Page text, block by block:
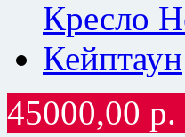
45000,00 р.